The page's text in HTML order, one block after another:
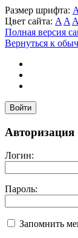
Размер шрифта: A
Цвет сайта: A A A
Полная версия
Вернуться к
Войти
Авторизация
Логин:
Пароль:
Запомнить